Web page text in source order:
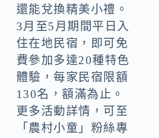
還能兌換精美小禮。
3月至5月期間平日入
住在地民宿，即可免
費參加多達20種特色
體驗，每家民宿限額
130名，額滿為止。
更多活動詳情，可至
「農村小童」粉絲專